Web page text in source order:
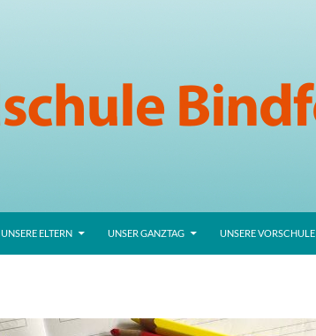
UNSERE ELTERN UNSER GANZTAG UNSERE VORSCHULE